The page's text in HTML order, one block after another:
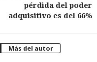
pérdida del poder
adquisitivo es del 66%
Más del autor